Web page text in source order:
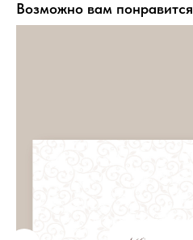
Возможно вам понравится